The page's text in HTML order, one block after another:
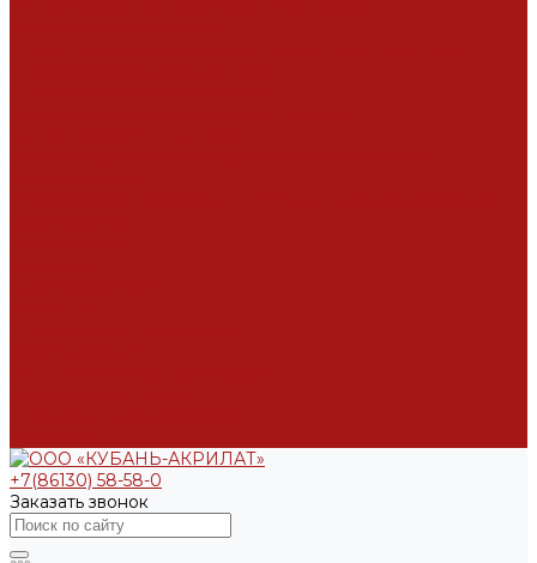
+7(86130) 58-58-0
Заказать звонок